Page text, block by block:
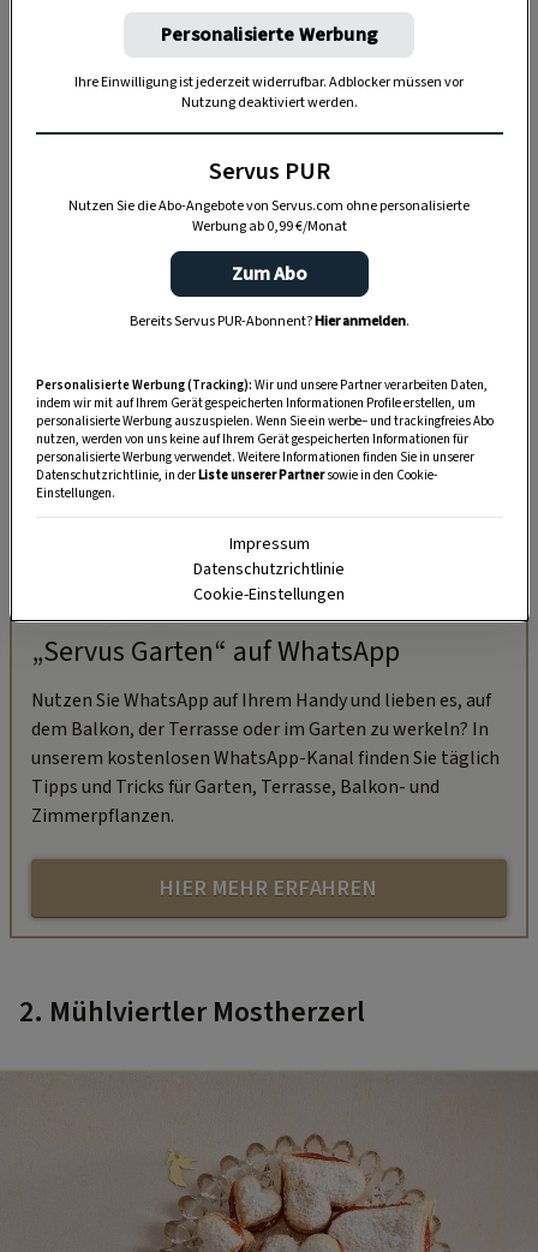
Mehlkunde: Getreidesorten und
Mehl-Typen
„Servus Garten“ auf WhatsApp
Nutzen Sie WhatsApp auf Ihrem Handy und lieben es, auf
dem Balkon, der Terrasse oder im Garten zu werkeln? In
unserem kostenlosen WhatsApp-Kanal finden Sie täglich
Tipps und Tricks für Garten, Terrasse, Balkon- und
Zimmerpflanzen.
HIER MEHR ERFAHREN
2. Mühlviertler Mostherzerl
Personalisierte Werbung
Ihre Einwilligung ist jederzeit widerrufbar. Adblocker müssen vor
Nutzung deaktiviert werden.
Servus PUR
Nutzen Sie die Abo-Angebote von Servus.com ohne personalisierte
Werbung ab 0,99 €/Monat
Zum Abo
Bereits Servus PUR-Abonnent?Hier anmelden.
Personalisierte Werbung (Tracking): Wir und unsere Partner verarbeiten Daten,
indem wir mit auf Ihrem Gerät gespeicherten Informationen Profile erstellen, um
personalisierte Werbung auszuspielen. Wenn Sie ein werbe– und trackingfreies Abo
nutzen, werden von uns keine auf Ihrem Gerät gespeicherten Informationen für
personalisierte Werbung verwendet. Weitere Informationen finden Sie in unserer
Datenschutzrichtlinie, in derListe unserer Partnersowie in den Cookie-
Einstellungen.
Impressum
Datenschutzrichtlinie
Cookie-Einstellungen